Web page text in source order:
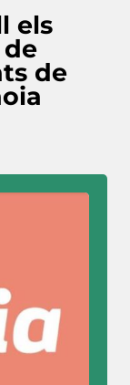
els
de